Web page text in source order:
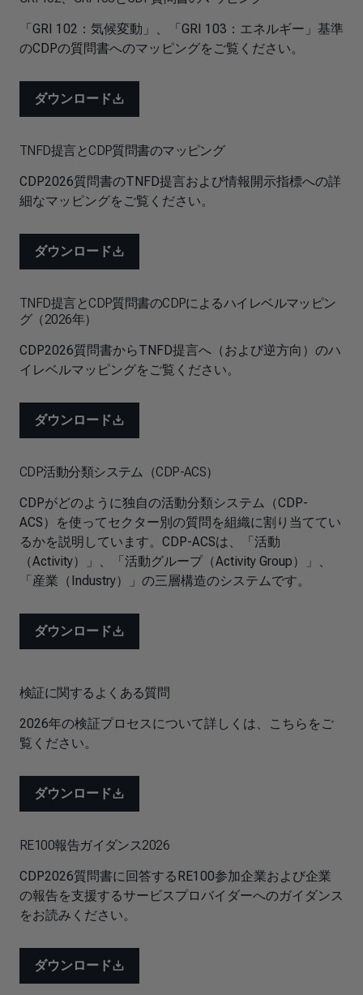
「GRI 102：気候変動」、「GRI 103：エネルギー」基準
のCDPの質問書へのマッピングをご覧ください。
ダウンロード
TNFD提言とCDP質問書のマッピング
CDP2026質問書のTNFD提言および情報開示指標への詳
細なマッピングをご覧ください。
ダウンロード
TNFD提言とCDP質問書のCDPによるハイレベルマッピン
グ（2026年）
CDP2026質問書からTNFD提言へ（および逆方向）のハ
イレベルマッピングをご覧ください。
ダウンロード
CDP活動分類システム（CDP-ACS）
CDPがどのように独自の活動分類システム（CDP-
ACS）を使ってセクター別の質問を組織に割り当ててい
るかを説明しています。CDP-ACSは、「活動
（Activity）」、「活動グループ（Activity Group）」、
「産業（Industry）」の三層構造のシステムです。
ダウンロード
検証に関するよくある質問
2026年の検証プロセスについて詳しくは、こちらをご
覧ください。
ダウンロード
RE100報告ガイダンス2026
CDP2026質問書に回答するRE100参加企業および企業
の報告を支援するサービスプロバイダーへのガイダンス
をお読みください。
ダウンロード